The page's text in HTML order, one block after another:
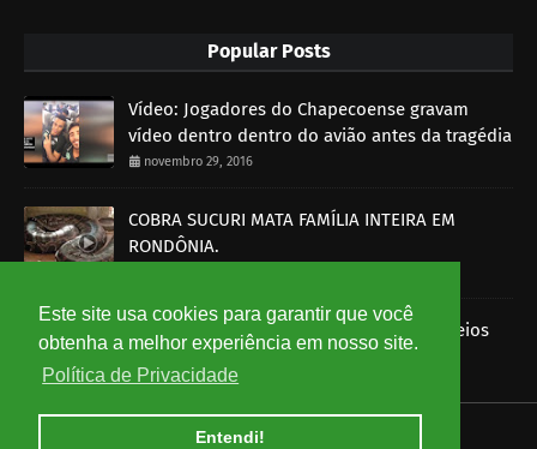
Este site usa cookies para garantir que você
obtenha a melhor experiência em nosso site.
Política de Privacidade
Entendi!
Popular Posts
Vídeo: Jogadores do Chapecoense gravam
vídeo dentro dentro do avião antes da tragédia
novembro 29, 2016
COBRA SUCURI MATA FAMÍLIA INTEIRA EM
RONDÔNIA.
Imagens mostram funcionários dos Correios
roubando encomendas
agosto 07, 2014
HOME ABOUT